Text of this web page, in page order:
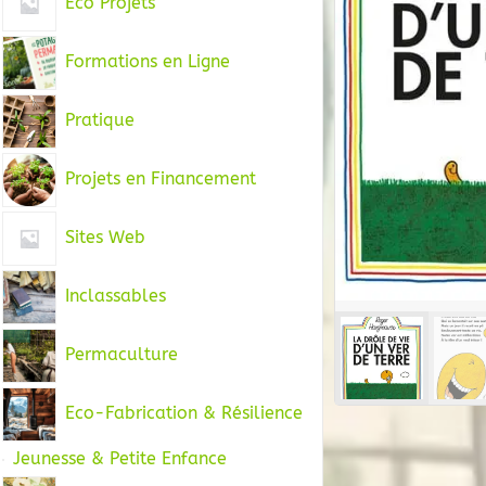
Formations en Ligne
Pratique
Projets en Financement
Sites Web
Inclassables
Permaculture
Eco-Fabrication & Résilience
Jeunesse & Petite Enfance